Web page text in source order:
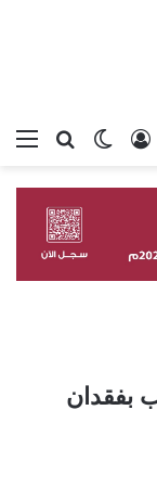
بحثالوضع
تسجيل الدخول
بفقدان